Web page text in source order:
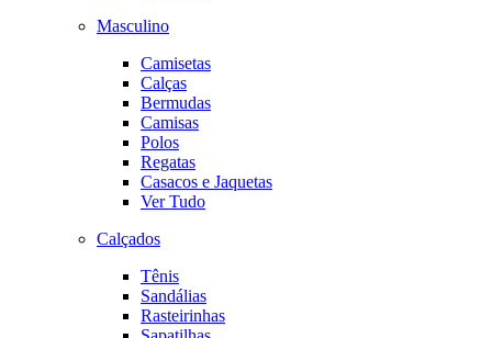
Masculino
Camisetas
Calças
Bermudas
Camisas
Polos
Regatas
Casacos e Jaquetas
Ver Tudo
Calçados
Tênis
Sandálias
Rasteirinhas